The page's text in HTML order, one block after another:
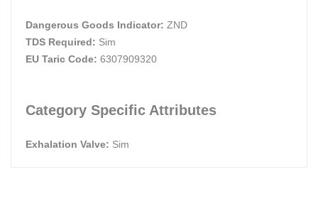
Dangerous Goods Indicator: ZND
TDS Required: Sim
EU Taric Code: 6307909320
Category Specific Attributes
Exhalation Valve: Sim